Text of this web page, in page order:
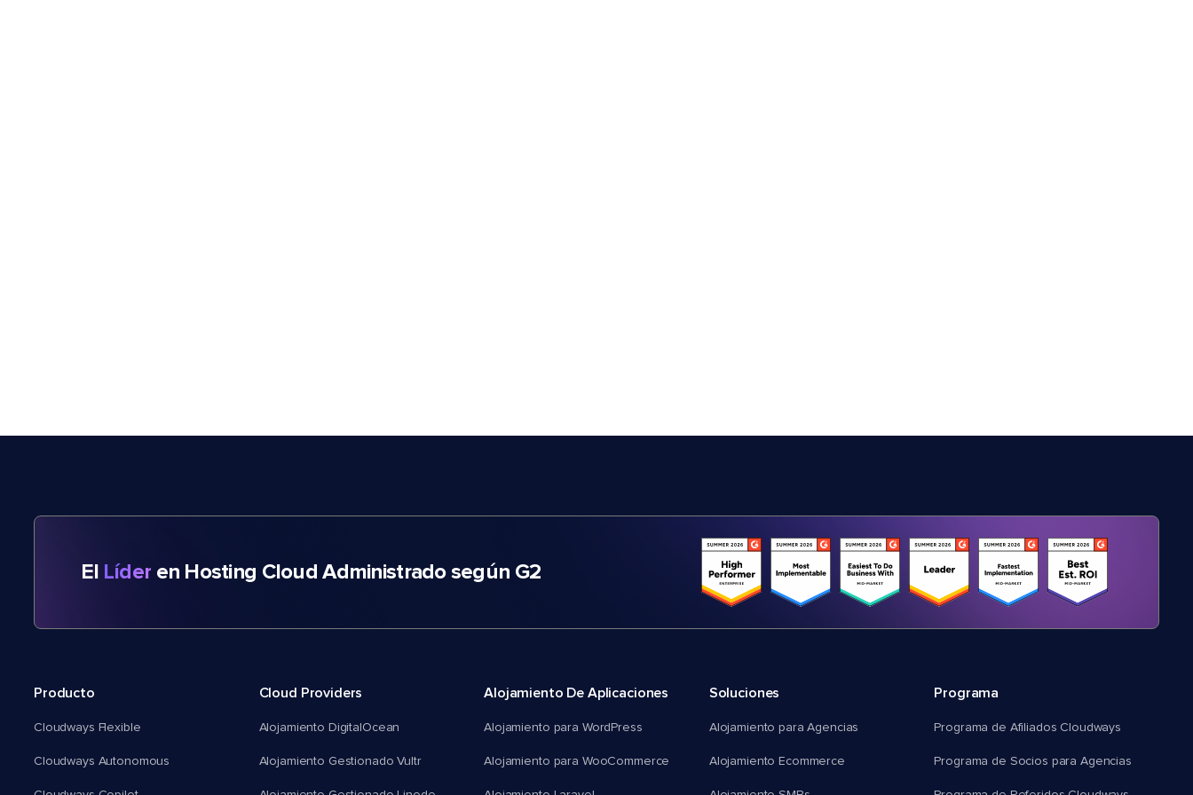
El Líder en Hosting Cloud Administrado según G2
Producto
Cloudways Flexible
Cloudways Autonomous
Cloud Providers
Alojamiento DigitalOcean
Alojamiento Gestionado Vultr
Alojamiento De Aplicaciones
Alojamiento para WordPress
Alojamiento para WooCommerce
Soluciones
Alojamiento para Agencias
Alojamiento Ecommerce
Programa
Programa de Afiliados Cloudways
Programa de Socios para Agencias